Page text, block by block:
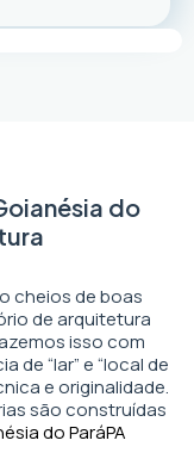
do
cheios de boas
de arquitetura
isso com
de “lar” e “local de
e originalidade.
são construídas
do ParáPA